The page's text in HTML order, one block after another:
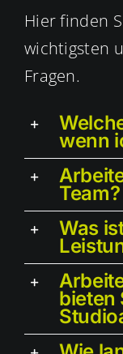
Hier finden
wichtigsten
Fragen.
wenn
Team?
Was
bieten